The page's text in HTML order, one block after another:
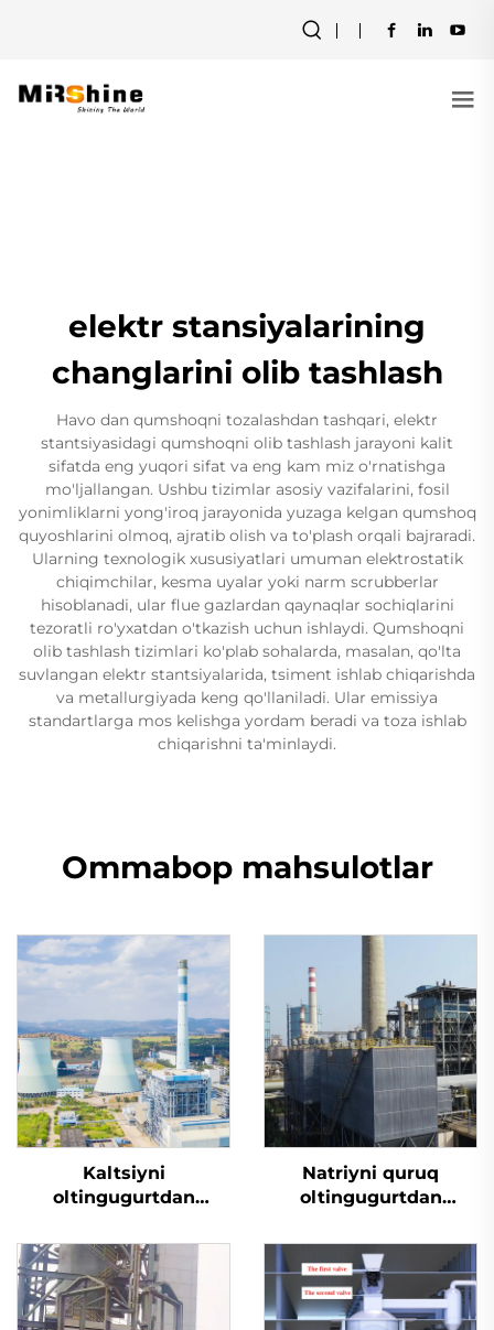
elektr stansiyalarining
changlarini olib tashlash
Havo dan qumshoqni tozalashdan tashqari, elektr
stantsiyasidagi qumshoqni olib tashlash jarayoni kalit
sifatda eng yuqori sifat va eng kam miz o'rnatishga
mo'ljallangan. Ushbu tizimlar asosiy vazifalarini, fosil
yonimliklarni yong'iroq jarayonida yuzaga kelgan qumshoq
quyoshlarini olmoq, ajratib olish va to'plash orqali bajraradi.
Ularning texnologik xususiyatlari umuman elektrostatik
chiqimchilar, kesma uyalar yoki narm scrubberlar
hisoblanadi, ular flue gazlardan qaynaqlar sochiqlarini
tezoratli ro'yxatdan o'tkazish uchun ishlaydi. Qumshoqni
olib tashlash tizimlari ko'plab sohalarda, masalan, qo'lta
suvlangan elektr stantsiyalarida, tsiment ishlab chiqarishda
va metallurgiyada keng qo'llaniladi. Ular emissiya
standartlarga mos kelishga yordam beradi va toza ishlab
chiqarishni ta'minlaydi.
Ommabop mahsulotlar
Kaltsiyni
oltingugurtdan
Natriyni quruq
oltingugurtdan